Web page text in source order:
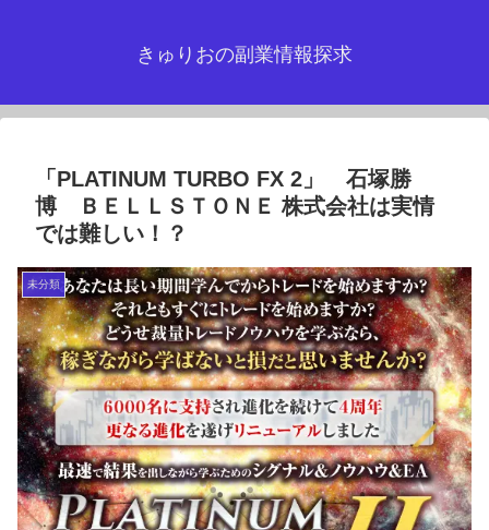
きゅりおの副業情報探求
「PLATINUM TURBO FX 2」 石塚勝
博 ＢＥＬＬＳＴＯＮＥ 株式会社は実情
では難しい！？
未分類